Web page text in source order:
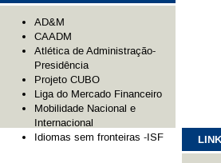
AD&M
CAADM
Atlética de Administração-
Presidência
Projeto CUBO
Liga do Mercado Financeiro
Mobilidade Nacional e
Internacional
Idiomas sem fronteiras -ISF